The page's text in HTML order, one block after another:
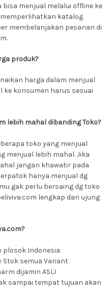
bisa menjual melalui offline ke
katalog
membelanjakan pesanan di
produk?
harga dalam menjual
ke konsumen harus sesuai
lebih mahal dibanding Toko?
toko yang menjual
menjual lebih mahal. Jika
jangan khawatir pada
hanya menjual dg
gak perlu bersaing dg toko
lengkap dari ujung
plosok Indonesia
Stok semua Variant
dijamin ASLI
sampai tempat tujuan akan